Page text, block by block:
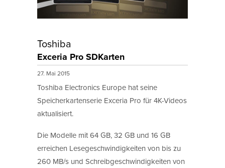
Toshiba
Exceria Pro SDKarten
27. Mai 2015
Toshiba Electronics Europe hat seine
Speicherkartenserie Exceria Pro für 4K-Videos
aktualisiert.
Die Modelle mit 64 GB, 32 GB und 16 GB
erreichen Lesegeschwindigkeiten von bis zu
260 MB/s und Schreibgeschwindigkeiten von